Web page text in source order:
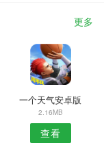
更多
一个天气安卓版
2.16MB
查看